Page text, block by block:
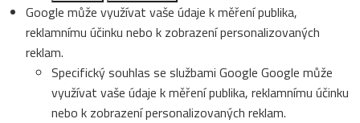
Google může využívat vaše údaje k měření publika,
reklamnímu účinku nebo k zobrazení personalizovaných
reklam.
Specifický souhlas se službami Google Google může
využívat vaše údaje k měření publika, reklamnímu účinku
nebo k zobrazení personalizovaných reklam.